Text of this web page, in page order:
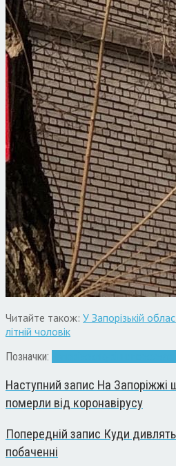
Читайте також: У Запорізькій
літній чоловік
Позначки:
Наступний запис На Запоріжжі
померли від коронавірусу
Попередній запис Куди
побаченні